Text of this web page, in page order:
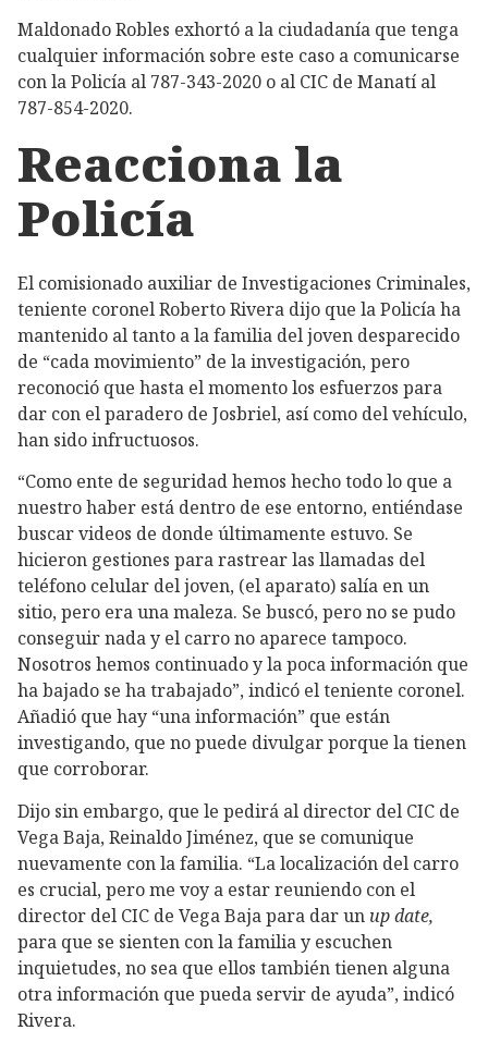
Maldonado Robles exhortó a la ciudadanía que tenga
cualquier información sobre este caso a comunicarse
con la Policía al 787-343-2020 o al CIC de Manatí al
787-854-2020.
Reacciona la
Policía
El comisionado auxiliar de Investigaciones Criminales,
teniente coronel Roberto Rivera dijo que la Policía ha
mantenido al tanto a la familia del joven desparecido
de “cada movimiento” de la investigación, pero
reconoció que hasta el momento los esfuerzos para
dar con el paradero de Josbriel, así como del vehículo,
han sido infructuosos.
“Como ente de seguridad hemos hecho todo lo que a
nuestro haber está dentro de ese entorno, entiéndase
buscar videos de donde últimamente estuvo. Se
hicieron gestiones para rastrear las llamadas del
teléfono celular del joven, (el aparato) salía en un
sitio, pero era una maleza. Se buscó, pero no se pudo
conseguir nada y el carro no aparece tampoco.
Nosotros hemos continuado y la poca información que
ha bajado se ha trabajado”, indicó el teniente coronel.
Añadió que hay “una información” que están
investigando, que no puede divulgar porque la tienen
que corroborar.
Dijo sin embargo, que le pedirá al director del CIC de
Vega Baja, Reinaldo Jiménez, que se comunique
nuevamente con la familia. “La localización del carro
es crucial, pero me voy a estar reuniendo con el
director del CIC de Vega Baja para dar un up date,
para que se sienten con la familia y escuchen
inquietudes, no sea que ellos también tienen alguna
otra información que pueda servir de ayuda”, indicó
Rivera.